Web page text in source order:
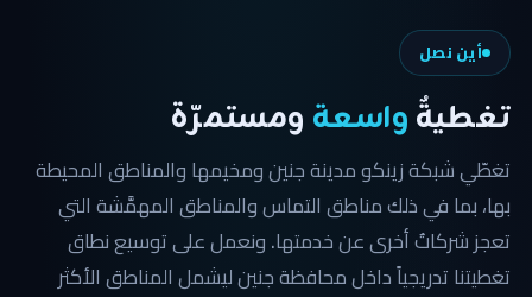
أين نصل
تغطيةٌ واسعة ومستمرّة
تغطّي شبكة زينكو مدينة جنين ومخيمها والمناطق المحيطة
بها، بما في ذلك مناطق التماس والمناطق المهمَّشة التي
تعجز شركاتٌ أخرى عن خدمتها. ونعمل على توسيع نطاق
تغطيتنا تدريجياً داخل محافظة جنين ليشمل المناطق الأكثر